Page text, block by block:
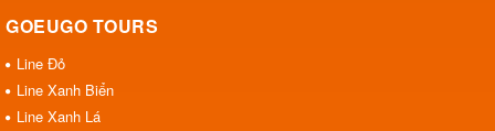
GOEUGO TOURS
Line Đỏ
Line Xanh Biển
Line Xanh Lá